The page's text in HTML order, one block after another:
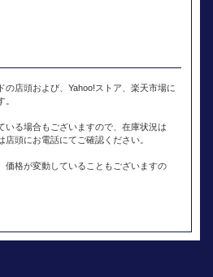
の店頭および、Yahoo!ストア、楽天市場に
いる場合もございますので、在庫状況は
頭にお電話にてご確認ください。
価格が変動していることもございますの